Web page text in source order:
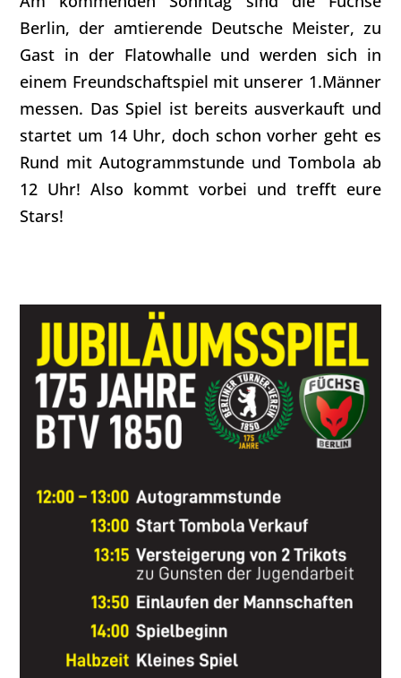
Berlin, der amtierende Deutsche Meister, zu
Gast in der Flatowhalle und werden sich in
einem Freundschaftspiel mit unserer 1.Männer
messen. Das Spiel ist bereits ausverkauft und
startet um 14 Uhr, doch schon vorher geht es
Rund mit Autogrammstunde und Tombola ab
12 Uhr! Also kommt vorbei und trefft eure
Stars!